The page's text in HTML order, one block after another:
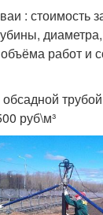
: стоимость
работ и
руб\м³